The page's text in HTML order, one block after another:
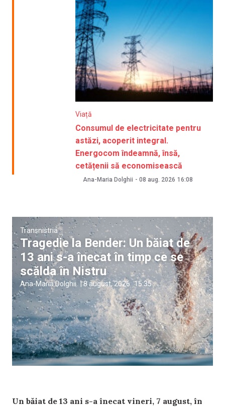
Viață
Consumul de electricitate pentru
astăzi, acoperit integral.
Energocom îndeamnă, însă,
cetățenii să economisească
Ana-Maria Dolghii - 08 aug. 2026 16:08
Transnistria
Tragedie la Bender: Un băiat de
13 ani s-a înecat în timp ce se
scălda în Nistru
Ana-Maria Dolghii |8 august, 2026 15:35
Un băiat de 13 ani s-a înecat vineri, 7 august, în